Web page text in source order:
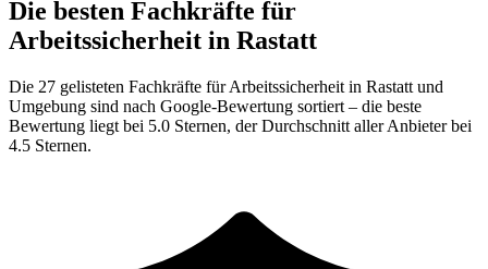
Die besten Fachkräfte für
Arbeitssicherheit in Rastatt
Die 27 gelisteten Fachkräfte für Arbeitssicherheit in Rastatt und
Umgebung sind nach Google-Bewertung sortiert – die beste
Bewertung liegt bei 5.0 Sternen, der Durchschnitt aller Anbieter bei
4.5 Sternen.